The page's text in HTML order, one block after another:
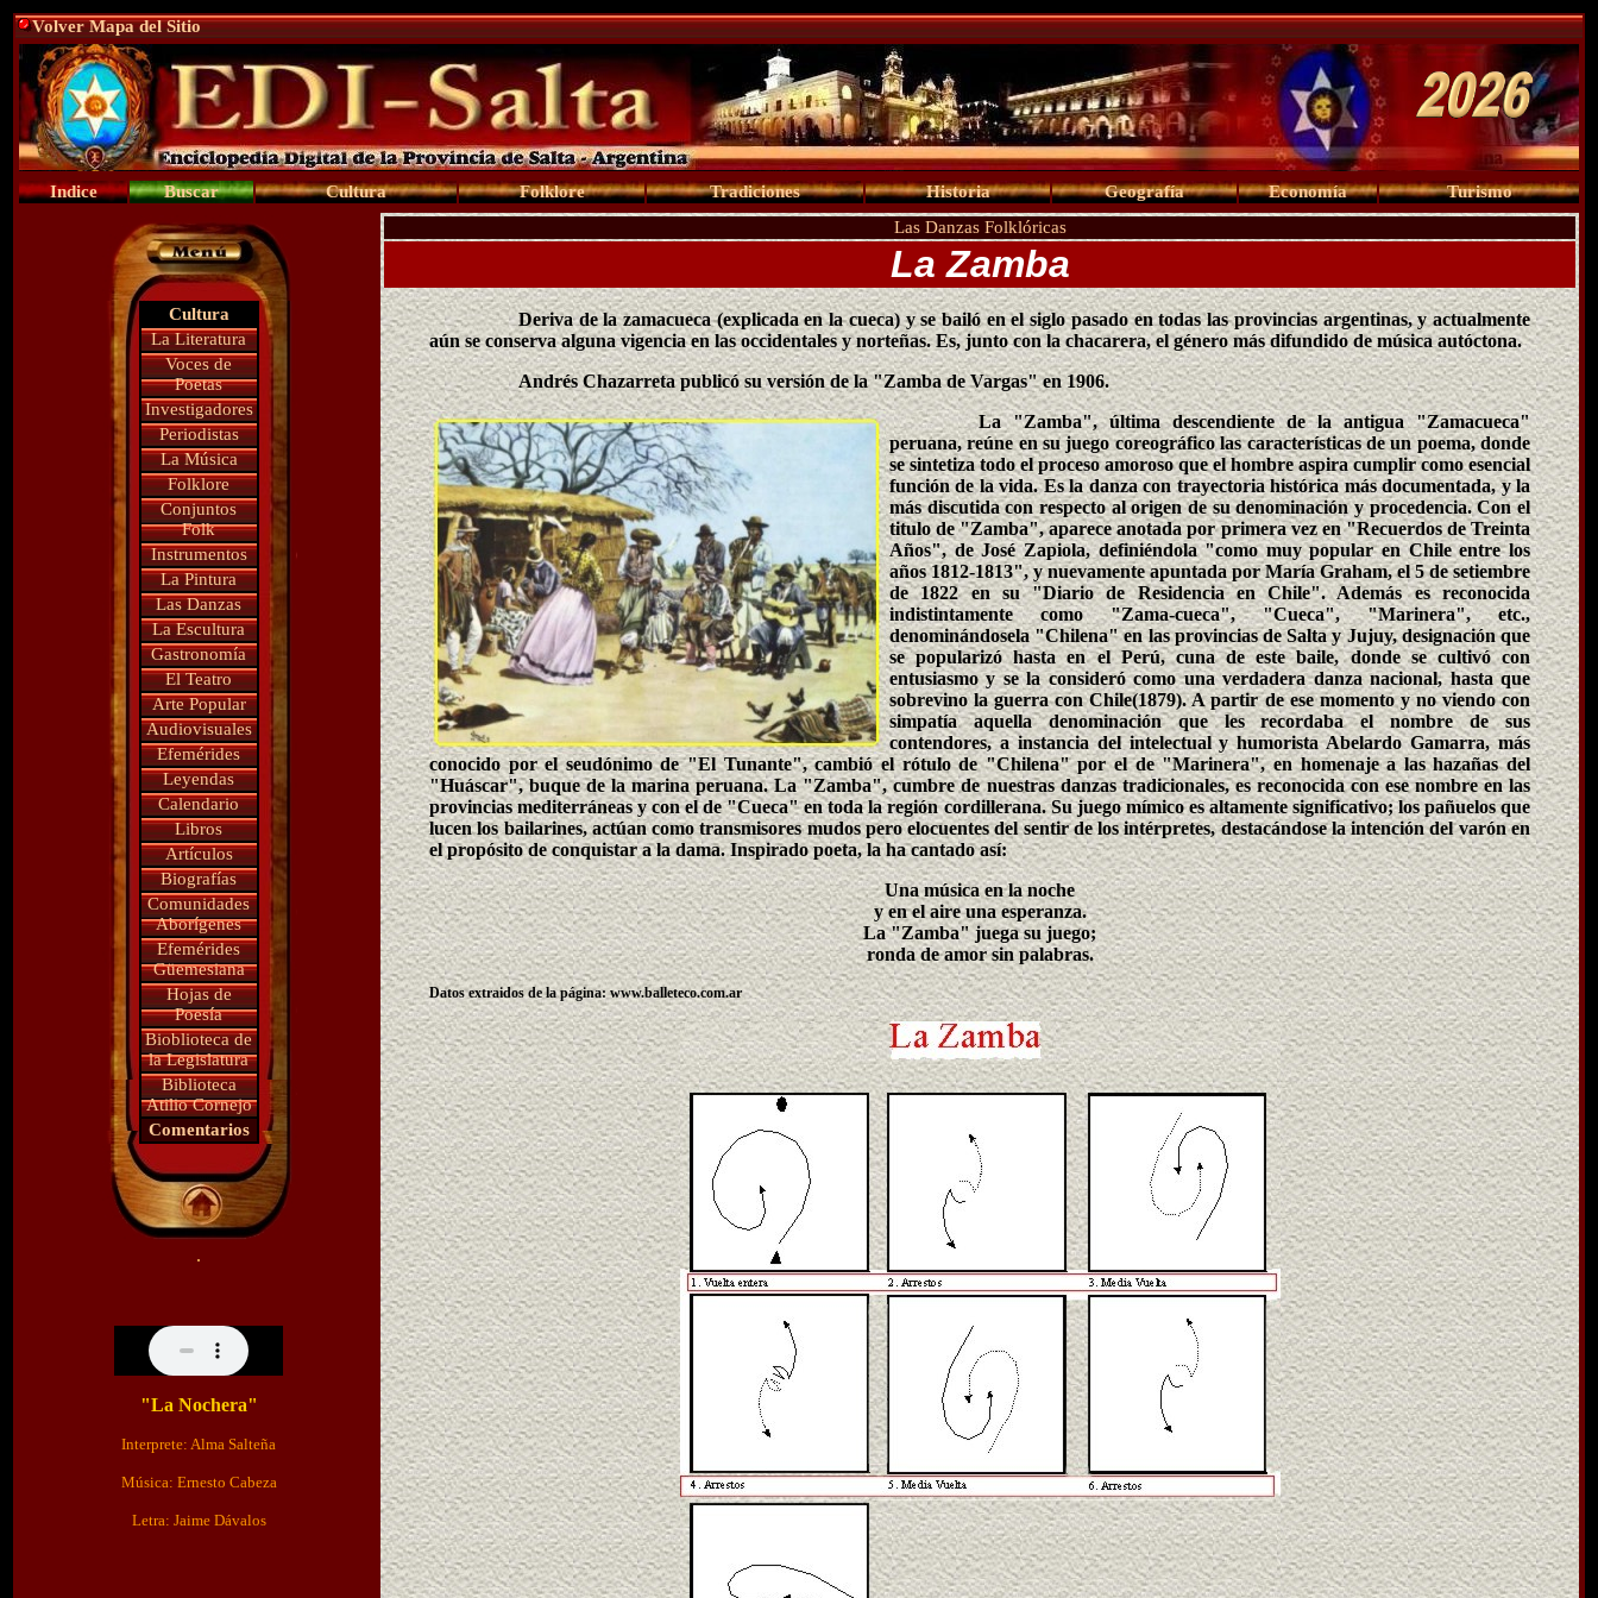
Volver Mapa del Sitio
Indice Buscar Cultura Folklore Tradiciones Historia Geografía Economía Turismo
Cultura
La Literatura
Voces de
Poetas
Investigadores
Periodistas
La Música
Folklore
Conjuntos
Folk
Instrumentos
La Pintura
Las Danzas
La Escultura
Gastronomía
El Teatro
Arte Popular
Audiovisuales
Efemérides
Leyendas
Calendario
Libros
Artículos
Biografías
Comunidades
Aborígenes
Efemérides
Güemesiana
Hojas de
Poesía
Bioblioteca de
la Legislatura
Biblioteca
Atilio Cornejo
Comentarios
.
"La Nochera"
Interprete: Alma Salteña
Música: Ernesto Cabeza
Letra: Jaime Dávalos
Las Danzas Folklóricas
La Zamba
Deriva de la zamacueca (explicada en la cueca) y se bailó en el siglo pasado en todas las provincias argentinas, y actualmente
aún se conserva alguna vigencia en las occidentales y norteñas. Es, junto con la chacarera, el género más difundido de música autóctona.
Andrés Chazarreta publicó su versión de la "Zamba de Vargas" en 1906.
La "Zamba", última descendiente de la antigua "Zamacueca"
peruana, reúne en su juego coreográfico las características de un poema, donde
se sintetiza todo el proceso amoroso que el hombre aspira cumplir como esencial
función de la vida. Es la danza con trayectoria histórica más documentada, y la
más discutida con respecto al origen de su denominación y procedencia. Con el
titulo de "Zamba", aparece anotada por primera vez en "Recuerdos de Treinta
Años", de José Zapiola, definiéndola "como muy popular en Chile entre los
años 1812-1813", y nuevamente apuntada por María Graham, el 5 de setiembre
de 1822 en su "Diario de Residencia en Chile". Además es reconocida
indistintamente como "Zama-cueca", "Cueca", "Marinera", etc.,
denominándosela "Chilena" en las provincias de Salta y Jujuy, designación que
se popularizó hasta en el Perú, cuna de este baile, donde se cultivó con
entusiasmo y se la consideró como una verdadera danza nacional, hasta que
sobrevino la guerra con Chile(1879). A partir de ese momento y no viendo con
simpatía aquella denominación que les recordaba el nombre de sus
contendores, a instancia del intelectual y humorista Abelardo Gamarra, más
conocido por el seudónimo de "El Tunante", cambió el rótulo de "Chilena" por el de "Marinera", en homenaje a las hazañas del
"Huáscar", buque de la marina peruana. La "Zamba", cumbre de nuestras danzas tradicionales, es reconocida con ese nombre en las
provincias mediterráneas y con el de "Cueca" en toda la región cordillerana. Su juego mímico es altamente significativo; los pañuelos que
lucen los bailarines, actúan como transmisores mudos pero elocuentes del sentir de los intérpretes, destacándose la intención del varón en
el propósito de conquistar a la dama. Inspirado poeta, la ha cantado así:
Una música en la noche
y en el aire una esperanza.
La "Zamba" juega su juego;
ronda de amor sin palabras.
Datos extraidos de la página: www.balleteco.com.ar